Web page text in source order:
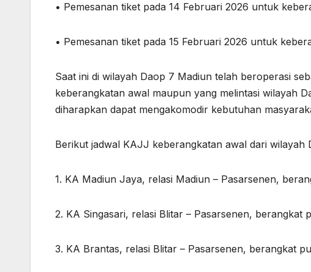
• Pemesanan tiket pada 14 Februari 2026 untuk
• Pemesanan tiket pada 15 Februari 2026 untuk
Saat ini di wilayah Daop 7 Madiun telah beroperasi
keberangkatan awal maupun yang melintasi wilayah
diharapkan dapat mengakomodir kebutuhan
Berikut jadwal KAJJ keberangkatan awal dari wilayah
1. KA Madiun Jaya, relasi Madiun – Pasarsenen,
2. KA Singasari, relasi Blitar – Pasarsenen, berangkat
3. KA Brantas, relasi Blitar – Pasarsenen, berangkat